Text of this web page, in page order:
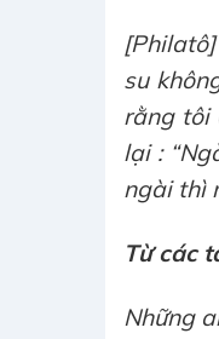
su
rằng tôi
lại :
ngài thì
Từ các
Những